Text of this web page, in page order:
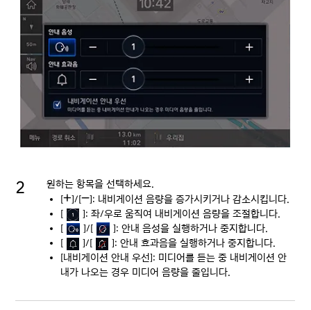
원하는 항목을 선택하세요.
[J]/[I]: 내비게이션 음량을 증가시키거나 감소시킵니다.
[
]: 좌/우로 움직여 내비게이션 음량을 조절합니다.
[
]/[
]: 안내 음성을 실행하거나 중지합니다.
[
]/[
]: 안내 효과음을 실행하거나 중지합니다.
[내비게이션 안내 우선]: 미디어를 듣는 중 내비게이션 안
내가 나오는 경우 미디어 음량을 줄입니다.